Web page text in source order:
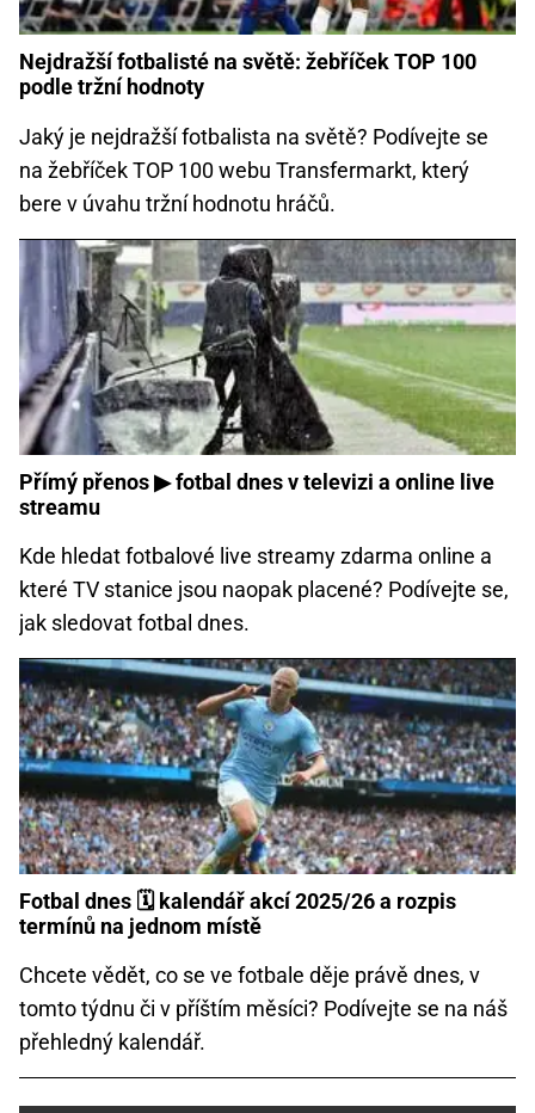
Nejdražší fotbalisté na světě: žebříček TOP 100
podle tržní hodnoty
Jaký je nejdražší fotbalista na světě? Podívejte se
na žebříček TOP 100 webu Transfermarkt, který
bere v úvahu tržní hodnotu hráčů.
Přímý přenos ▶ fotbal dnes v televizi a online live
streamu
Kde hledat fotbalové live streamy zdarma online a
které TV stanice jsou naopak placené? Podívejte se,
jak sledovat fotbal dnes.
Fotbal dnes 🗓️ kalendář akcí 2025/26 a rozpis
termínů na jednom místě
Chcete vědět, co se ve fotbale děje právě dnes, v
tomto týdnu či v příštím měsíci? Podívejte se na náš
přehledný kalendář.